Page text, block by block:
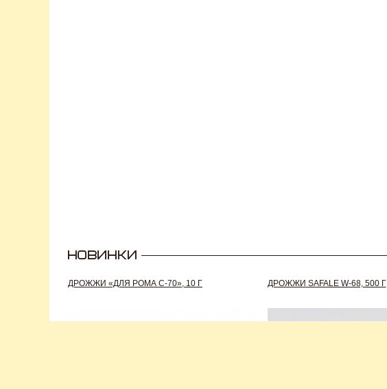
ДРОЖЖИ «ДЛЯ РОМА C-70», 10 Г ДРОЖЖИ SAFALE W-68, 500 Г